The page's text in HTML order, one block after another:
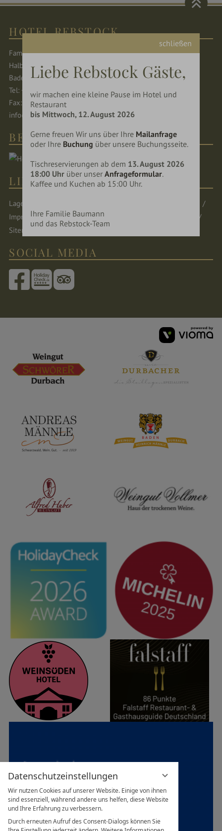
Datenschutzeinstellungen
Wir nutzen Cookies auf unserer Website. Einige von ihnen
sind essenziell, während andere uns helfen, diese Website
und Ihre Erfahrung zu verbessern.
Durch erneuten Aufruf des Consent-Dialogs können Sie
schließen
Liebe Rebstock Gäste,
wir machen eine kleine Pause im Hotel und
Restaurant
bis Mittwoch, 12. August 2026
Gerne freuen Wir uns über Ihre Mailanfrage
oder Ihre Buchung über unsere Buchungsseite.
Tischreservierungen ab dem 13. August 2026
18:00 Uhrüber unser Anfrageformular.
Kaffee und Kuchen ab 15:00 Uhr.
Ihre Familie Baumann
und das Rebstock-Team
HOTEL REBSTOCK
Familie Baumann
Halbgütle 30 77770 Durbach
Baden-Württemberg - Deutschland
Tel: +49 (0) 781 482-0
Fax: +49 (0) 781 482-160
info@rebstock-durbach.de
BEWERTUNGEN
LINKS & SPRACHEN
Lage & Anreise
Impressum
Datenschutz
Sitemap
SOCIAL MEDIA